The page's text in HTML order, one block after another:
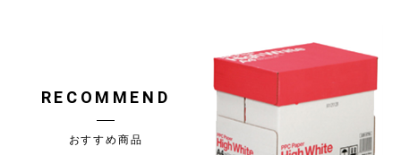
RECOMMEND
おすすめ商品